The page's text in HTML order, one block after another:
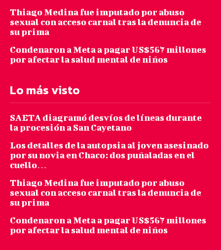
Thiago Medina fue imputado por abuso
sexual con acceso carnal tras la denuncia de
su prima
Condenaron a Meta a pagar US$567 millones
por afectar la salud mental de niños
Lo más visto
SAETA diagramó desvíos de líneas durante
la procesión a San Cayetano
Los detalles de la autopsia al joven asesinado
por su novia en Chaco: dos puñaladas en el
cuello…
Thiago Medina fue imputado por abuso
sexual con acceso carnal tras la denuncia de
su prima
Condenaron a Meta a pagar US$567 millones
por afectar la salud mental de niños